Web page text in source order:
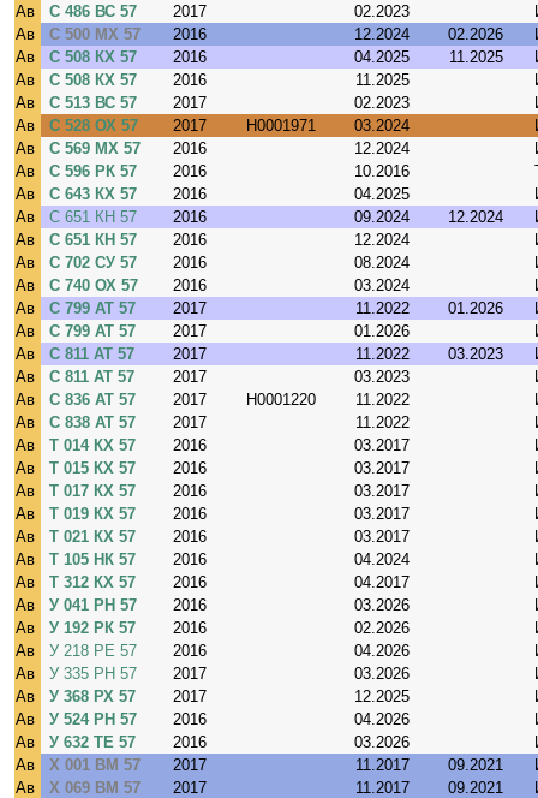
Ав
С 486 ВС 57 2017 02.2023
Ав
С 500 МХ 57 2016 12.2024 02.2026
Ав
С 508 КХ 57 2016 04.2025 11.2025
Ав
С 508 КХ 57 2016 11.2025
Ав
С 513 ВС 57 2017 02.2023
Ав
С 528 ОХ 57 2017 H0001971 03.2024
Ав
С 569 МХ 57 2016 12.2024
Ав
С 596 РК 57 2016 10.2016
Ав
С 643 КХ 57 2016 04.2025
Ав
С 651 КН 57 2016 09.2024 12.2024
Ав
С 651 КН 57 2016 12.2024
Ав
С 702 СУ 57 2016 08.2024
Ав
С 740 ОХ 57 2016 03.2024
Ав
С 799 АТ 57 2017 11.2022 01.2026
Ав
С 799 АТ 57 2017 01.2026
Ав
С 811 АТ 57 2017 11.2022 03.2023
Ав
С 811 АТ 57 2017 03.2023
Ав
С 836 АТ 57 2017 H0001220 11.2022
Ав
С 838 АТ 57 2017 11.2022
Ав
Т 014 КХ 57 2016 03.2017
Ав
Т 015 КХ 57 2016 03.2017
Ав
Т 017 КХ 57 2016 03.2017
Ав
Т 019 КХ 57 2016 03.2017
Ав
Т 021 КХ 57 2016 03.2017
Ав
Т 105 НК 57 2016 04.2024
Ав
Т 312 КХ 57 2016 04.2017
Ав
У 041 РН 57 2016 03.2026
Ав
У 192 РК 57 2016 02.2026
Ав
У 218 РЕ 57 2016 04.2026
Ав
У 335 РН 57 2017 03.2026
Ав
У 368 РХ 57 2017 12.2025
Ав
У 524 РН 57 2016 04.2026
Ав
У 632 ТЕ 57 2016 03.2026
Ав
Х 001 ВМ 57 2017 11.2017 09.2021
Ав
Х 069 ВМ 57 2017 11.2017 09.2021